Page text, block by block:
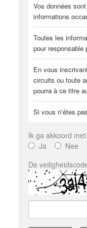
Vos données
informations
Toutes les
pour
En vous
circuits ou toute
pourra à ce titre
Si vous n'êtes
Ik ga akkoord
Ja
Nee
De